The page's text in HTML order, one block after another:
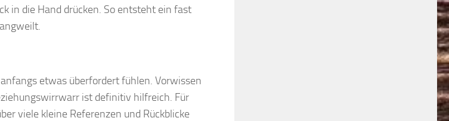
in die Hand drücken. So entsteht ein fast
etwas überfordert fühlen. Vorwissen
ist definitiv hilfreich. Für
viele kleine Referenzen und Rückblicke